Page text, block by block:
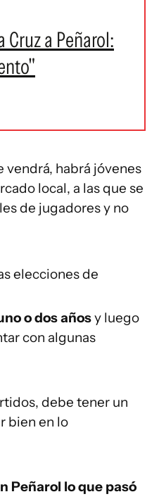
a Peñarol:
vendrá, habrá jóvenes
local, a las que se
de jugadores y no
elecciones de
o dos añosy luego
con algunas
debe tener un
bien en lo
Peñarol lo que pasó